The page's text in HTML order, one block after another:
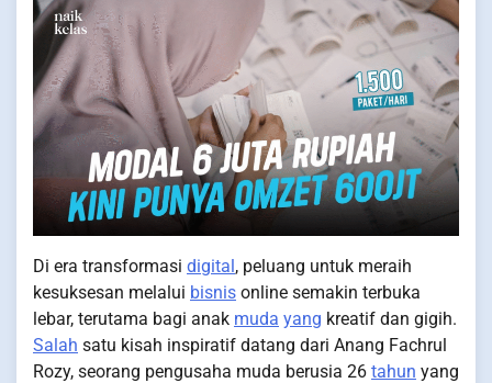
Di era transformasi digital, peluang untuk meraih
kesuksesan melalui bisnis online semakin terbuka
lebar, terutama bagi anak muda yang kreatif dan gigih.
Salah satu kisah inspiratif datang dari Anang Fachrul
Rozy, seorang pengusaha muda berusia 26 tahun yang